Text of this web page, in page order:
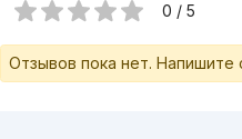
0 / 5
Отзывов пока нет. Напишите